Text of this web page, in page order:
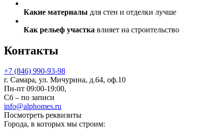
Какие материалы для стен и отделки лучше
Как рельеф участка влияет на строительство
Контакты
+7 (846) 990-93-98
г. Самара, ул. Мичурина, д.64, оф.10
Пн-пт 09:00-19:00,
Сб – по записи
info@alphomes.ru
Посмотреть реквизиты
Города, в которых мы строим: